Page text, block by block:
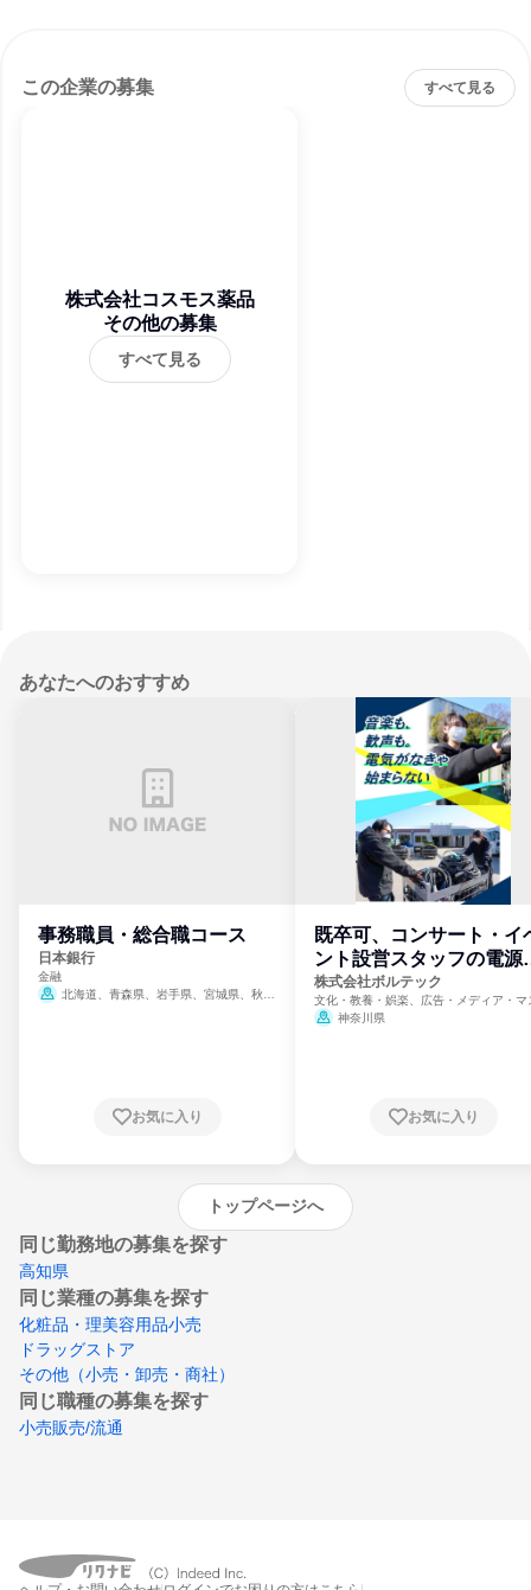
この企業の募集 すべて見る
株式会社コスモス薬品
その他の募集
すべて見る
あなたへのおすすめ
事務職員・総合職コース
日本銀行
金融
北海道、青森県、岩手県、宮城県、秋田
崎県、熊本県、大分県、宮崎県、鹿児島県、
お気に入り
既卒可、コンサート・イ
ント設営スタッフの電源
門
株式会社ボルテック
文化・教養・娯楽、広告・メディア・マ
ミ、電力・ガス・水道・エネルギー
神奈川県
お気に入り
トップページへ
同じ勤務地の募集を探す
高知県
同じ業種の募集を探す
化粧品・理美容用品小売
ドラッグストア
その他（小売・卸売・商社）
同じ職種の募集を探す
小売販売/流通